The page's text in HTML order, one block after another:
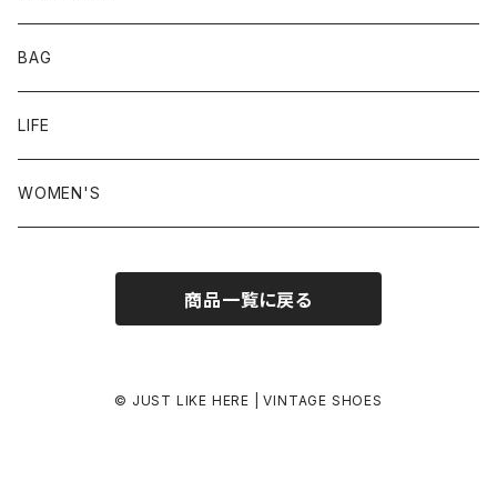
24.0-24.5 cm
24.5-25.0 cm
25.0-25.5 cm
26.0-26.5 cm
26.5-27.0 cm
BAG
LIFE
WOMEN'S
商品一覧に戻る
© JUST LIKE HERE | VINTAGE SHOES